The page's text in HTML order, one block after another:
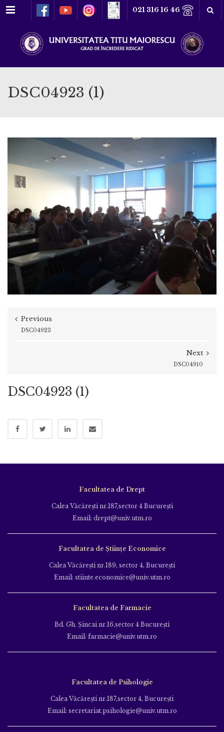
Meniu 021 316 16 46
DSC04923 (1)
Previous
DSC04923
Next
DSC04910
DSC04923 (1)
Facultatea de Drept
Calea Văcăreşti nr.187,sector 4 Bucureşti
Email: drept@univ.utm.ro
Facultatea de Științe Economice
Calea Văcăreşti nr.189, sector 4, Bucureşti
Email: stiinte.economice@univ.utm.ro
Facultatea de Farmacie
Bd. Gh. Şincai nr.16,sector 4 Bucureşti
Email: farmacie@univ.utm.ro
Facultatea de Psihologie
Calea Văcăreşti nr.187,sector 4, Bucureşti
Email: secretariat.psihologie@univ.utm.ro